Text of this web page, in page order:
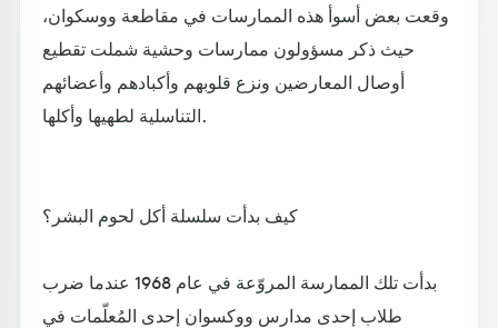
وقعت بعض أسوأ هذه الممارسات في مقاطعة ووسكوان،
حيث ذكر مسؤولون ممارسات وحشية شملت تقطيع
أوصال المعارضين ونزع قلوبهم وأكبادهم وأعضائهم
التناسلية لطهيها وأكلها.
كيف بدأت سلسلة أكل لحوم البشر؟
بدأت تلك الممارسة المروّعة في عام 1968 عندما ضرب
طلاب إحدى مدارس ووكسوان إحدى المُعلّمات في